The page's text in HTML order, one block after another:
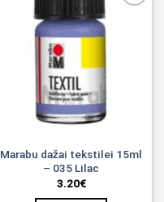
Marabu dažai tekstilei 15ml
– 035 Lilac
3.20€